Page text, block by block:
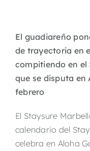
El guadiareño
de trayectoria en
compitiendo en el
que se disputa en
febrero
El Staysure
calendario del
celebra en Aloha